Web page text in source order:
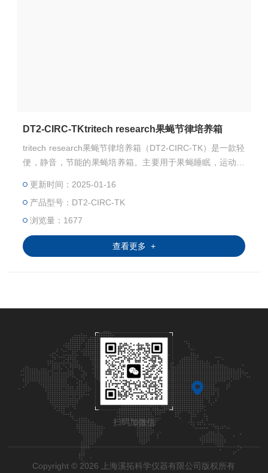
DT2-CIRC-TKtritech research果蝇节律培养箱
tritech research果蝇节律培养箱（DT2-CIRC-TK）是一款轻
便，静音，节能的果蝇培养箱。主要用于果蝇睡眠，运动，
更新时间：2025-01-16
产品型号：DT2-CIRC-TK
浏览量：1677
查看更多 +
扫码加微信
Copyright © 2026 上海溪拓科学仪器有限公司版权所有